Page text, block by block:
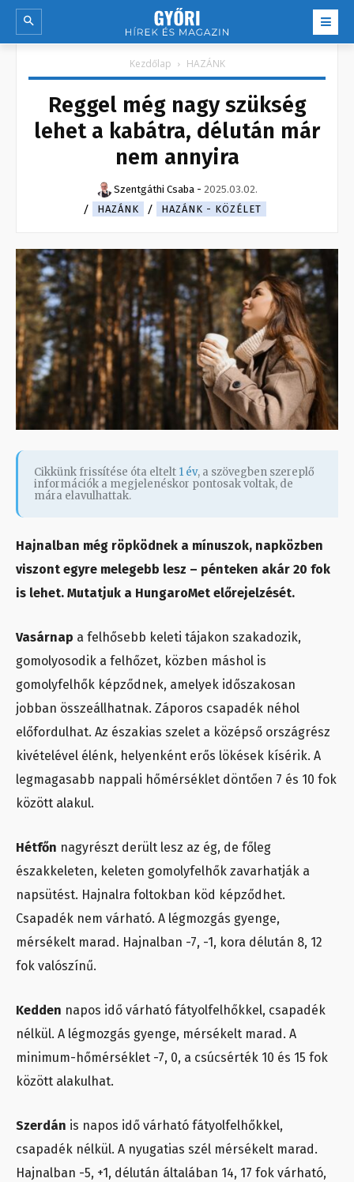
Kezdőlap HAZÁNK
Reggel még nagy szükség
lehet a kabátra, délután már
nem annyira
Szentgáthi Csaba - 2025.03.02.
HAZÁNK
HAZÁNK - KÖZÉLET
Cikkünk frissítése óta eltelt 1 év, a szövegben szereplő
információk a megjelenéskor pontosak voltak, de
mára elavulhattak.
Hajnalban még röpködnek a mínuszok, napközben
viszont egyre melegebb lesz – pénteken akár 20 fok
is lehet. Mutatjuk a HungaroMet előrejelzését.
Vasárnap a felhősebb keleti tájakon szakadozik,
gomolyosodik a felhőzet, közben máshol is
gomolyfelhők képződnek, amelyek időszakosan
jobban összeállhatnak. Záporos csapadék néhol
előfordulhat. Az északias szelet a középső országrész
kivételével élénk, helyenként erős lökések kísérik. A
legmagasabb nappali hőmérséklet döntően 7 és 10 fok
között alakul.
Hétfőn nagyrészt derült lesz az ég, de főleg
északkeleten, keleten gomolyfelhők zavarhatják a
napsütést. Hajnalra foltokban köd képződhet.
Csapadék nem várható. A légmozgás gyenge,
mérsékelt marad. Hajnalban -7, -1, kora délután 8, 12
fok valószínű.
Kedden napos idő várható fátyolfelhőkkel, csapadék
nélkül. A légmozgás gyenge, mérsékelt marad. A
minimum-hőmérséklet -7, 0, a csúcsérték 10 és 15 fok
között alakulhat.
Szerdán is napos idő várható fátyolfelhőkkel,
csapadék nélkül. A nyugatias szél mérsékelt marad.
Hajnalban -5, +1, délután általában 14, 17 fok várható,